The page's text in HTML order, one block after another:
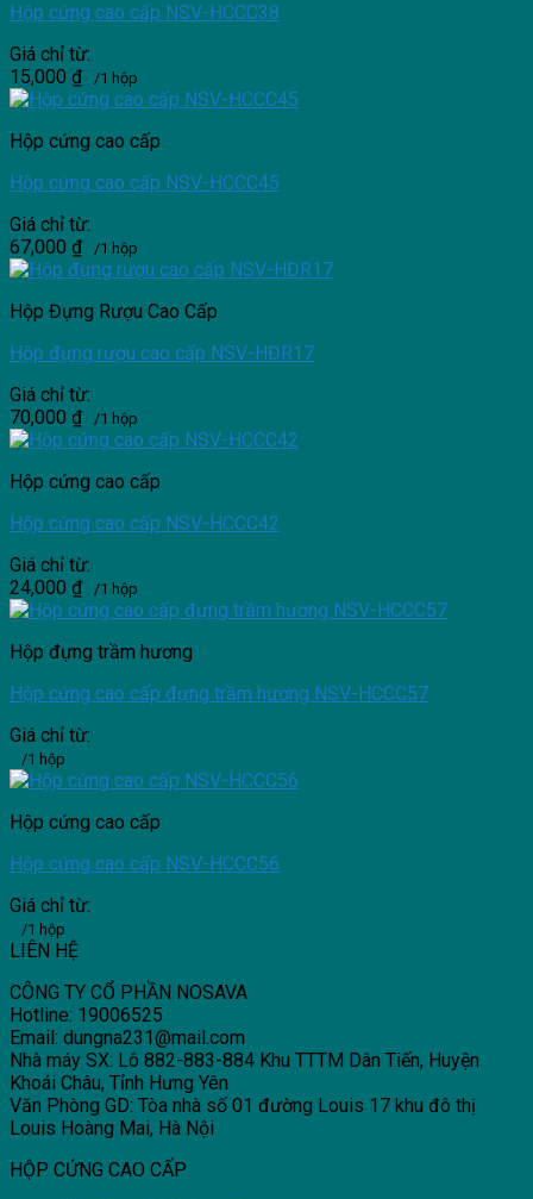
Hộp cứng cao cấp NSV-HCCC38
Giá chỉ từ:
15,000 ₫ /1 hộp
Hộp cứng cao cấp
Hộp cứng cao cấp NSV-HCCC45
Giá chỉ từ:
67,000 ₫ /1 hộp
Hộp Đựng Rượu Cao Cấp
Hộp đựng rượu cao cấp NSV-HĐR17
Giá chỉ từ:
70,000 ₫ /1 hộp
Hộp cứng cao cấp
Hộp cứng cao cấp NSV-HCCC42
Giá chỉ từ:
24,000 ₫ /1 hộp
Hộp đựng trầm hương
Hộp cứng cao cấp đựng trầm hương NSV-HCCC57
Giá chỉ từ:
/1 hộp
Hộp cứng cao cấp
Hộp cứng cao cấp NSV-HCCC56
Giá chỉ từ:
/1 hộp
LIÊN HỆ
CÔNG TY CỔ PHẦN NOSAVA
Hotline: 19006525
Email: dungna231@mail.com
Nhà máy SX: Lô 882-883-884 Khu TTTM Dân Tiến, Huyện
Khoái Châu, Tỉnh Hưng Yên
Văn Phòng GD: Tòa nhà số 01 đường Louis 17 khu đô thị
Louis Hoàng Mai, Hà Nội
HỘP CỨNG CAO CẤP